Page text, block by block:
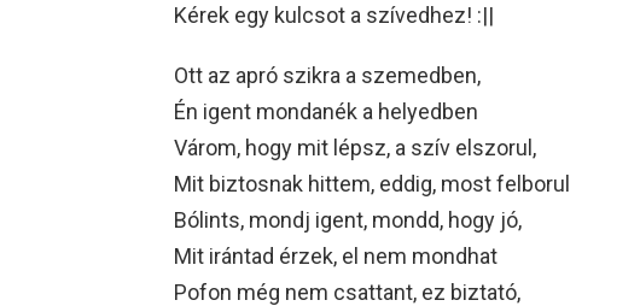
Kérek egy kulcsot a szívedhez! :||
Ott az apró szikra a szemedben,
Én igent mondanék a helyedben
Várom, hogy mit lépsz, a szív elszorul,
Mit biztosnak hittem, eddig, most felborul
Bólints, mondj igent, mondd, hogy jó,
Mit irántad érzek, el nem mondhat
Pofon még nem csattant, ez biztató,